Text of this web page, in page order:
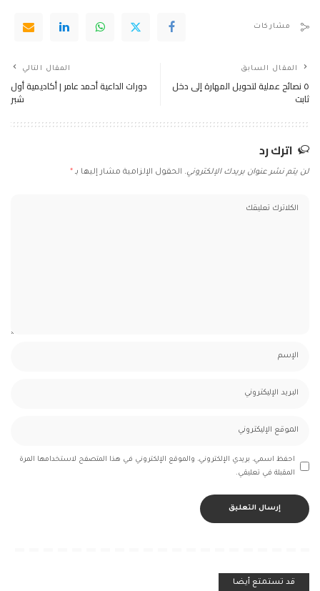
مشاركات
المقال السابق
٥ نصائح عملية لتحويل المهارة إلى دخل
ثابت
المقال التالي
دورات الداعية أحمد عامر | أكاديمية أول
شبر
اترك رد
لن يتم نشر عنوان بريدك الإلكتروني. الحقول الإلزامية مشار إليها بـ *
احفظ اسمي، بريدي الإلكتروني، والموقع الإلكتروني في هذا المتصفح لاستخدامها المرة
المقبلة في تعليقي.
قد تستمتع أيضا